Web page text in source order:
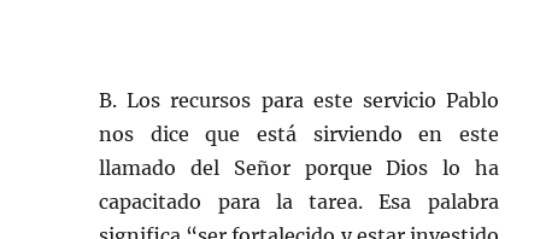
B. Los recursos para este servicio Pablo
nos dice que está sirviendo en este
llamado del Señor porque Dios lo ha
capacitado para la tarea. Esa palabra